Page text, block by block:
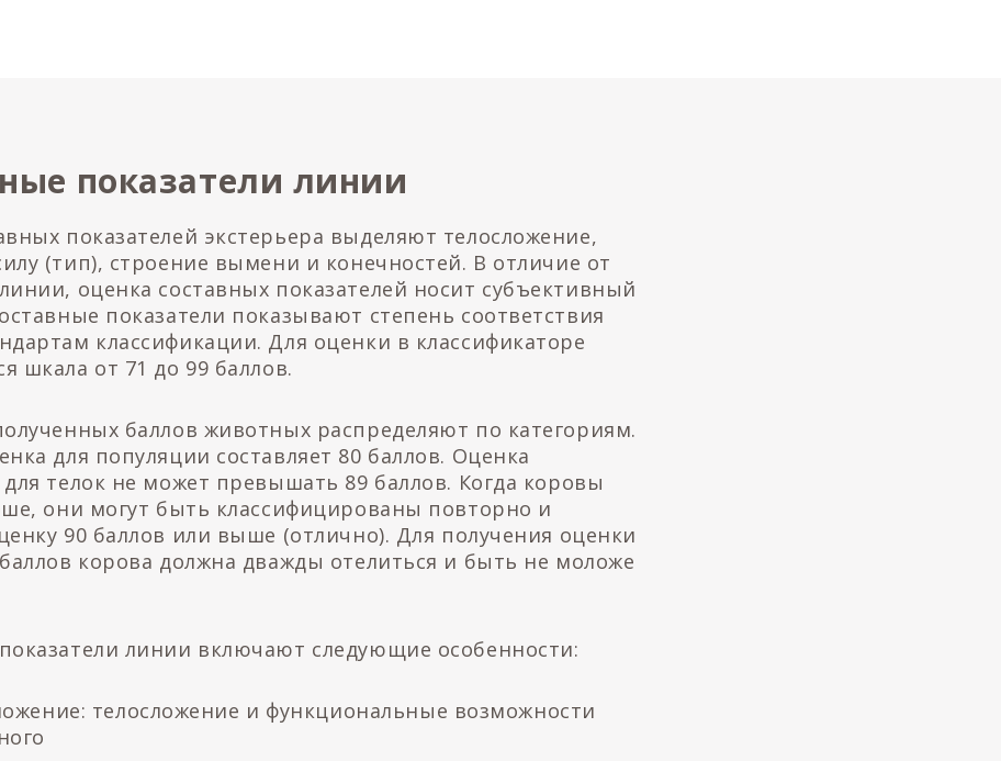
показатели линии
показателей экстерьера выделяют телосложение,
(тип), строение вымени и конечностей. В отличие от
оценка составных показателей носит субъективный
показатели показывают степень соответствия
классификации. Для оценки в классификаторе
шкала от 71 до 99 баллов.
баллов животных распределяют по категориям.
для популяции составляет 80 баллов. Оценка
для телок не может превышать 89 баллов. Когда коровы
они могут быть классифицированы повторно и
90 баллов или выше (отлично). Для получения оценки
корова должна дважды отелиться и быть не моложе
линии включают следующие особенности:
телосложение и функциональные возможности